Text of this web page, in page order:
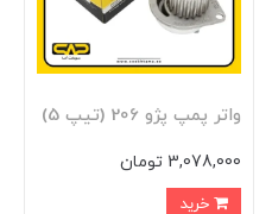
واتر پمپ پژو 206 (تيپ 5)
3,078,000 تومان